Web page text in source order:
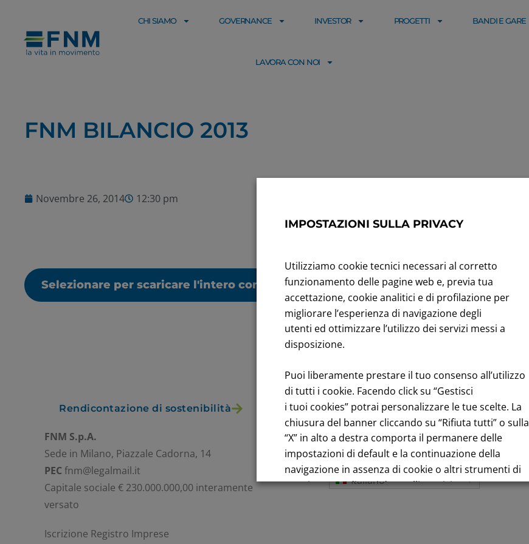
CHI SIAMO GOVERNANCE INVESTOR PROGETTI BANDI E GARE
LAVORA CON NOI
FNM BILANCIO 2013
Novembre 26, 2014 12:30 pm
Selezionare per scaricare l'intero contenuto
Rendicontazione di sostenibilità Andamento titolo: Il titolo in Borsa
FNM S.p.A.
Sede in Milano, Piazzale Cadorna, 14
PECfnm@legalmail.it
Capitale sociale € 230.000.000,00 interamente
versato
Iscrizione Registro Imprese
Italiano
IMPOSTAZIONI SULLA PRIVACY
Utilizziamo cookie tecnici necessari al corretto
funzionamento delle pagine web e, previa tua
accettazione, cookie analitici e di profilazione per
migliorare l’esperienza di navigazione degli
utenti ed ottimizzare l’utilizzo dei servizi messi a
disposizione.
Puoi liberamente prestare il tuo consenso all’utilizzo
di tutti i cookie. Facendo click su “Gestisci
i tuoi cookies” potrai personalizzare le tue scelte. La
chiusura del banner cliccando su “Rifiuta tutti” o sulla
“X” in alto a destra comporta il permanere delle
impostazioni di default e la continuazione della
navigazione in assenza di cookie o altri strumenti di
tracciamento diversi da quelli tecnici.